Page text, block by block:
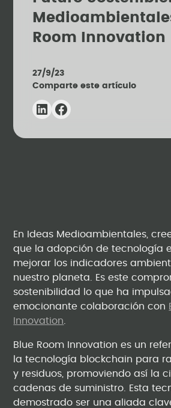
Room Innovation
27/9/23
Comparte este artículo
En Ideas Medioambientales,
que la adopción de tecnología
mejorar los indicadores
nuestro planeta. Es este
sostenibilidad lo que ha
emocionante colaboración con
Innovation
Blue Room Innovation es un
la tecnología blockchain para
y residuos, promoviendo así la
cadenas de suministro. Esta
demostrado ser una aliada